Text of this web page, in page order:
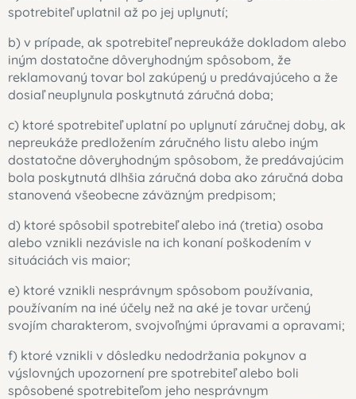
spotrebiteľ uplatnil až po jej uplynutí;
b) v prípade, ak spotrebiteľ nepreukáže dokladom alebo
iným dostatočne dôveryhodným spôsobom, že
reklamovaný tovar bol zakúpený u predávajúceho a že
dosiaľ neuplynula poskytnutá záručná doba;
c) ktoré spotrebiteľ uplatní po uplynutí záručnej doby, ak
nepreukáže predložením záručného listu alebo iným
dostatočne dôveryhodným spôsobom, že predávajúcim
bola poskytnutá dlhšia záručná doba ako záručná doba
stanovená všeobecne záväzným predpisom;
d) ktoré spôsobil spotrebiteľ alebo iná (tretia) osoba
alebo vznikli nezávisle na ich konaní poškodením v
situáciách vis maior;
e) ktoré vznikli nesprávnym spôsobom používania,
používaním na iné účely než na aké je tovar určený
svojím charakterom, svojvoľnými úpravami a opravami;
f) ktoré vznikli v dôsledku nedodržania pokynov a
výslovných upozornení pre spotrebiteľ alebo boli
spôsobené spotrebiteľom jeho nesprávnym